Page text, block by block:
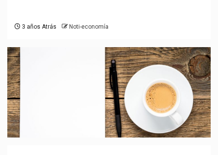
3 años Atrás Noti-economía